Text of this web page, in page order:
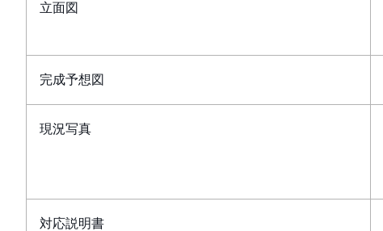
立面図
完成予想図
現況写真
対応説明書